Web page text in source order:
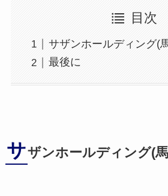
目次
サザンホールディング(
最後に
サザンホールディング(